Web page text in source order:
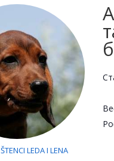
ŠTENCI LEDA I LENA